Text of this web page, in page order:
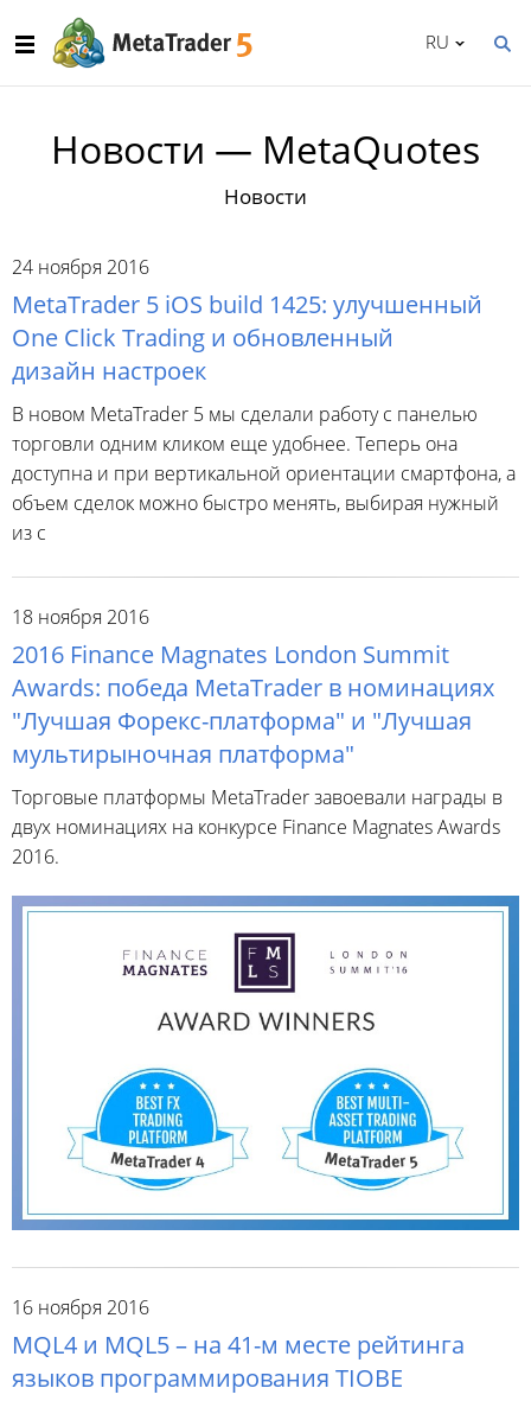
RU
Новости — MetaQuotes
Новости
24 ноября 2016
MetaTrader 5 iOS build 1425: улучшенный
One Click Trading и обновленный
дизайн настроек
В новом MetaTrader 5 мы сделали работу с панелью
торговли одним кликом еще удобнее. Теперь она
доступна и при вертикальной ориентации смартфона, а
объем сделок можно быстро менять, выбирая нужный
из с
18 ноября 2016
2016 Finance Magnates London Summit
Awards: победа MetaTrader в номинациях
"Лучшая Форекс-платформа" и "Лучшая
мультирыночная платформа"
Торговые платформы MetaTrader завоевали награды в
двух номинациях на конкурсе Finance Magnates Awards
2016.
16 ноября 2016
MQL4 и MQL5 – на 41-м месте рейтинга
языков программирования TIOBE